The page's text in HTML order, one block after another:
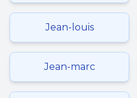
Jean-louis
Jean-marc